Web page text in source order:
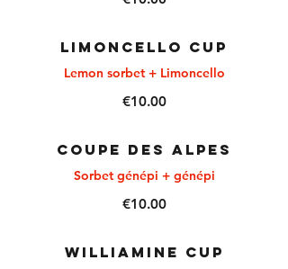
LIMONCELLO CUP
Lemon sorbet + Limoncello
€10.00
COUPE DES ALPES
Sorbet génépi + génépi
€10.00
WILLIAMINE CUP